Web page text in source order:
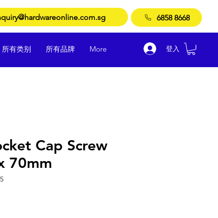
6858 8668
所有类别 所有品牌 More 登入
Cap Screw
70mm